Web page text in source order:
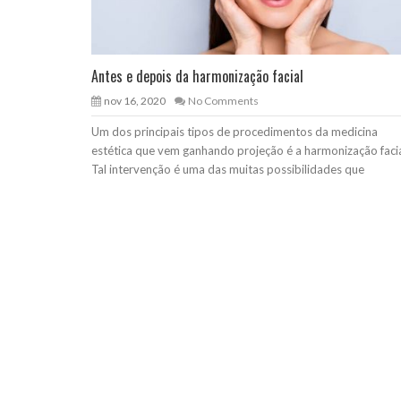
Antes e depois da harmonização facial
nov 16, 2020 No Comments
Um dos principais tipos de procedimentos da medicina
estética que vem ganhando projeção é a harmonização
Tal intervenção é uma das muitas possibilidades que